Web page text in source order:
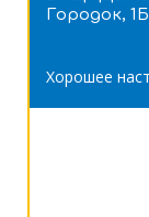
Городок,
Хорошее